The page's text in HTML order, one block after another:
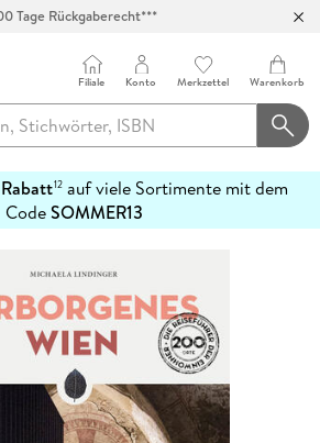
Tage Rückgaberecht***
Filiale Konto Merkzettel Warenkorb
Rabatt12auf viele Sortimente mit dem
CodeSOMMER13